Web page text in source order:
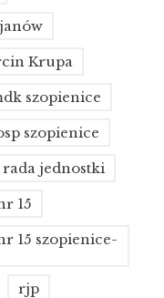
janów
Krupa
szopienice
szopienice
rada jednostki
15
15 szopienice-
rjp